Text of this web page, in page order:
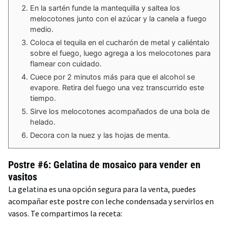
En la sartén funde la mantequilla y saltea los
melocotones junto con el azúcar y la canela a fuego
medio.
Coloca el tequila en el cucharón de metal y caliéntalo
sobre el fuego, luego agrega a los melocotones para
flamear con cuidado.
Cuece por 2 minutos más para que el alcohol se
evapore. Retira del fuego una vez transcurrido este
tiempo.
Sirve los melocotones acompañados de una bola de
helado.
Decora con la nuez y las hojas de menta.
Postre #6: Gelatina de mosaico para vender en
vasitos
La gelatina es una opción segura para la venta, puedes
acompañar este postre con leche condensada y servirlos en
vasos. Te compartimos la receta: